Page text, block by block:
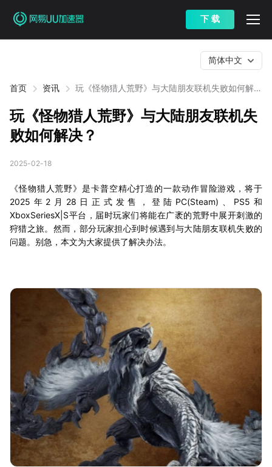
下 载
首页 资讯
玩《怪物猎人荒野》与大陆朋友联机失败如何解
简体中文
玩《怪物猎人荒野》与大陆朋友联机失
败如何解决？
2025-02-18
《怪物猎人荒野》是卡普空精心打造的一款动作冒险游戏，将于
2025年2月28日正式发售，登陆PC(Steam)、PS5和
XboxSeriesX|S平台，届时玩家们将能在广袤的荒野中展开刺激的
狩猎之旅。然而，部分玩家担心到时候遇到与大陆朋友联机失败的
问题。别急，本文为大家提供了解决办法。